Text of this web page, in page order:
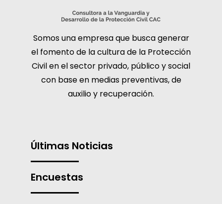
Somos una empresa que busca generar
el fomento de la cultura de la Protección
Civil en el sector privado, público y social
con base en medias preventivas, de
auxilio y recuperación.
Últimas Noticias
Encuestas